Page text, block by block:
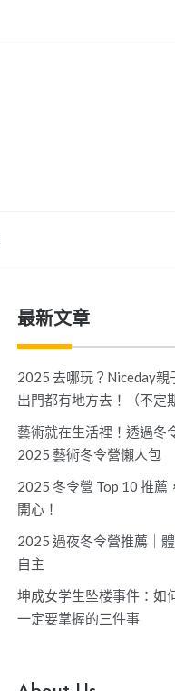
最新文章
2025 去哪玩？Niceday
出門都有地方去！（不定
藝術就在生活裡！透過冬
2025 藝術冬令營懶人包
2025 冬令營 Top 10 推薦
開心！
2025 過夜冬令營推薦｜
自主
坤成女学生坠楼事件：如
一定要掌握的三件事